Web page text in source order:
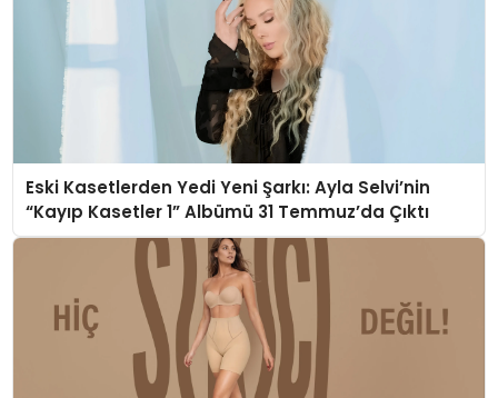
Eski Kasetlerden Yedi Yeni Şarkı: Ayla Selvi’nin
“Kayıp Kasetler 1” Albümü 31 Temmuz’da Çıktı